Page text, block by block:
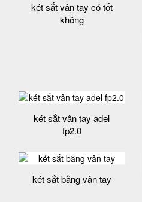
két sắt vân tay có tốt
không
két sắt vân tay adel
fp2.0
két sắt bằng vân tay